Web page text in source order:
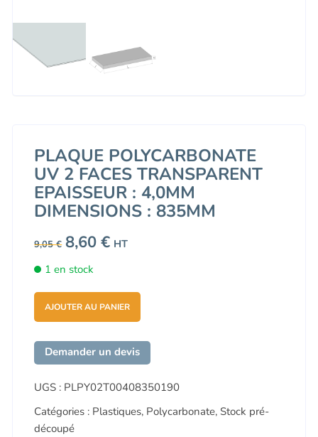
PLAQUE POLYCARBONATE
UV 2 FACES TRANSPARENT
EPAISSEUR : 4,0MM
DIMENSIONS : 835MM
9,05€ Le
prix
était :
8,60€Le
prix
HT
1 en stock
AJOUTER AU PANIER
Demander un devis
UGS : PLPY02T00408350190
Catégories : Plastiques, Polycarbonate,Stock pré-
découpé